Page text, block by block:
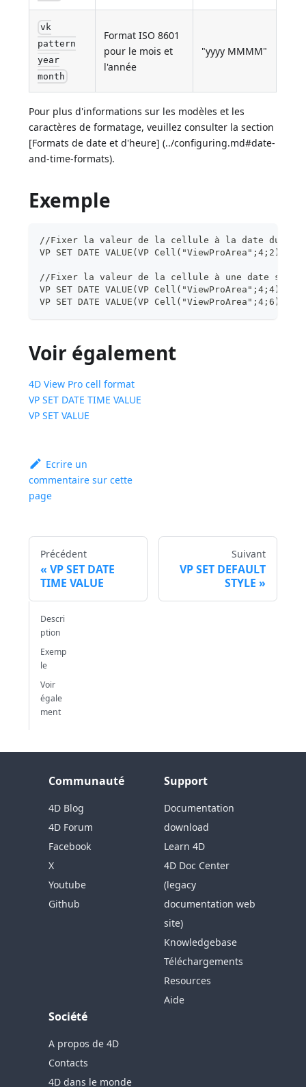
vk
pattern
year
month
Format ISO 8601
pour le mois et
l'année
"yyyy MMMM"
Pour plus d'informations sur les modèles et les
caractères de formatage, veuillez consulter la section
[Formats de date et d'heure] (../configuring.md#date-
and-time-formats).
Exemple
//Fixer la valeur de la cellule à la date du
VP SET DATE VALUE(VP
//Fixer la valeur de la cellule à une date
VP SET DATE VALUE(VP
VP SET DATE VALUE(VP
Voir également
4D View Pro cell format
VP SET DATE TIME VALUE
VP SET VALUE
Ecrire un
commentaire sur cette
page
Précédent
VP SET DATE
TIME VALUE
Suivant
VP SET DEFAULT
STYLE
Descri
ption
Exemp
le
Voir
égale
ment
Communauté
4D Blog
4D Forum
Facebook
X
Youtube
Github
Support
Documentation
download
Learn 4D
4D Doc Center
(legacy
documentation web
site)
Knowledgebase
Téléchargements
Resources
Aide
Société
A propos de 4D
Contacts
4D dans le monde